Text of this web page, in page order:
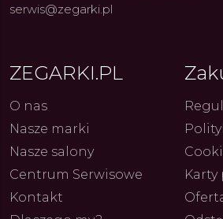
Constant: Pasja,
27.07.2026
Fenomen
kolarskich
kolekcji
ZEGARKI.PL
serwis@zegarki.pl
ZEGARKI.PL
O nas
Nasze marki
Nasze salony
Centrum Serwisowe
Kontakt